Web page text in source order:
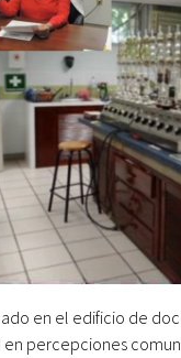
en el edificio de
en percepciones